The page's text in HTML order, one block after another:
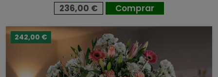
236,00 € Comprar
242,00 €